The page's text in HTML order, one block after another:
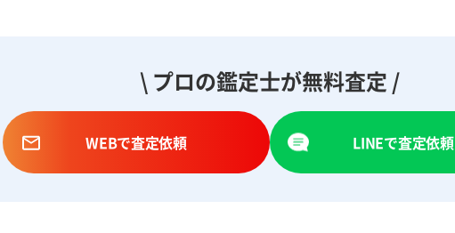
\ プロの鑑定士が無料査定 /
WEBで査定依頼 LINEで査定依頼